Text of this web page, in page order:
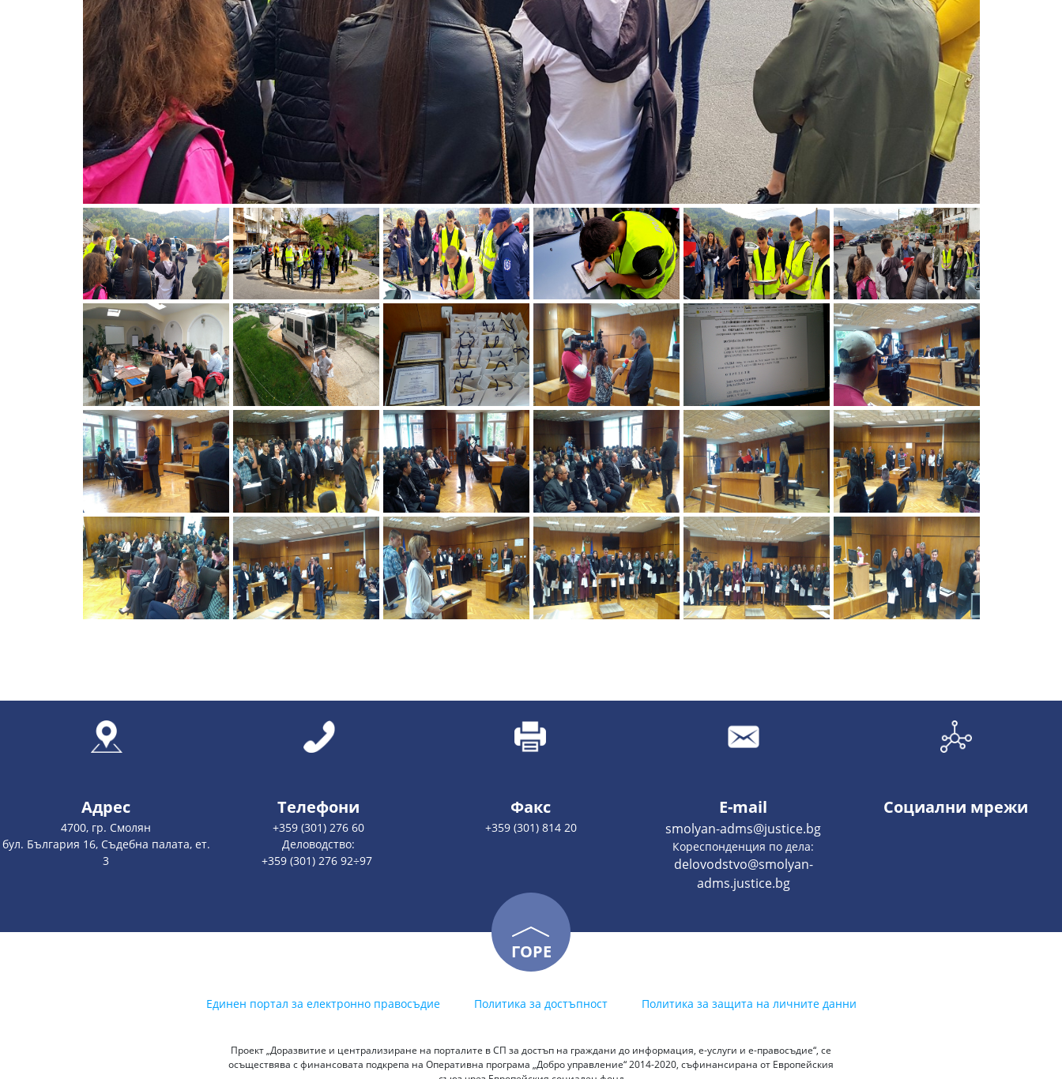
Адрес
4700, гр. Смолян
бул. България 16, Съдебна палата, ет.
3
Телефони
+359 (301) 276 60
Деловодство:
+359 (301) 276 92÷97
Факс
+359 (301) 814 20
E-mail
smolyan-adms@justice.bg
Кореспонденция по дела:
delovodstvo@smolyan-
adms.justice.bg
Социални мрежи
ГОРЕ
Единен портал за електронно правосъдие Политика за достъпност Политика за защита на личните данни
Проект „Доразвитие и централизиране на порталите в СП за достъп на граждани до информация, е-услуги и е-правосъдие“, се
осъществява с финансовата подкрепа на Оперативна програма „Добро управление“ 2014-2020, съфинансирана от Европейския